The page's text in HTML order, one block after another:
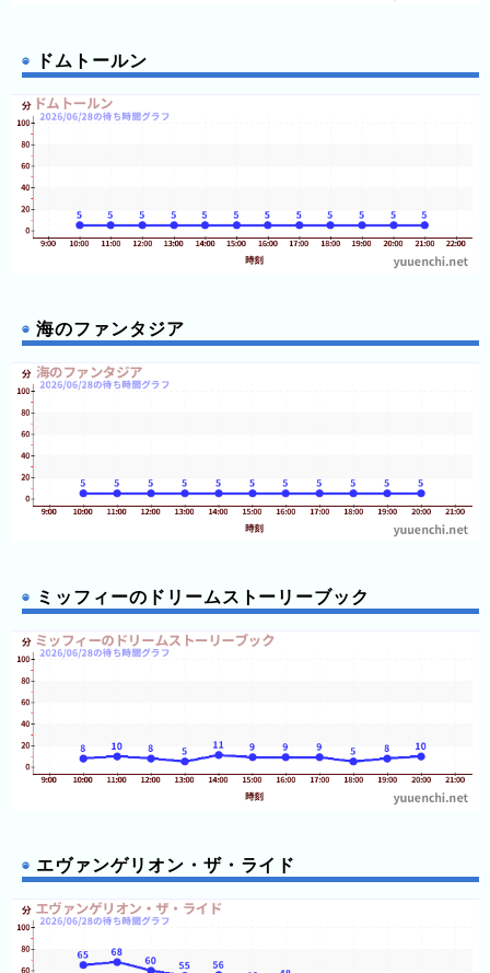
プ
ジ
ォ
レ
浅
草
花
ハ
テ
ン
ボ
ドムトールン
海のファンタジア
ミッフィーのドリームストーリーブック
エヴァンゲリオン・ザ・ライド